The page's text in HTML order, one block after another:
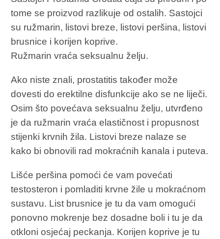
tome se proizvod razlikuje od ostalih. Sastojci
su ružmarin, listovi breze, listovi peršina, listovi
brusnice i korijen koprive.
Ružmarin vraća seksualnu želju.
Ako niste znali, prostatitis također može
dovesti do erektilne disfunkcije ako se ne liječi.
Osim što povećava seksualnu želju, utvrđeno
je da ružmarin vraća elastičnost i propusnost
stijenki krvnih žila. Listovi breze nalaze se
kako bi obnovili rad mokraćnih kanala i puteva.
Lišće peršina pomoći će vam povećati
testosteron i pomladiti krvne žile u mokraćnom
sustavu. List brusnice je tu da vam omogući
ponovno mokrenje bez dosadne boli i tu je da
otkloni osjećaj peckanja. Korijen koprive je tu